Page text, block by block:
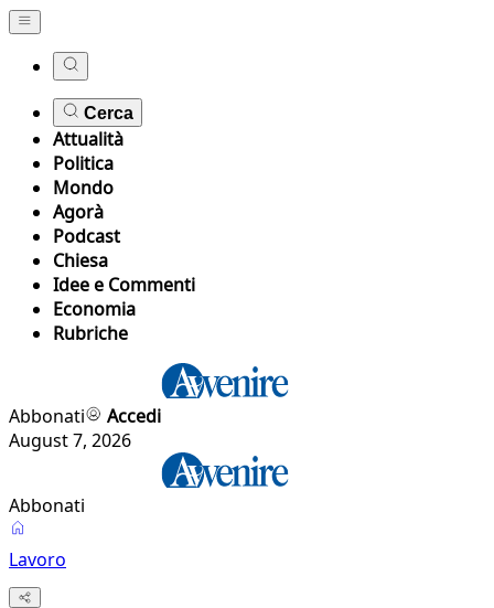
Cerca
Attualità
Politica
Mondo
Agorà
Podcast
Chiesa
Idee e Commenti
Economia
Rubriche
Abbonati
Accedi
August 7, 2026
Abbonati
Lavoro